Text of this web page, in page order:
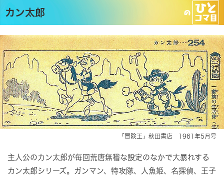
カン太郎
「冒険王」秋田書店 1961年5月号
主人公のカン太郎が毎回荒唐無稽な設定のなかで大暴れする
カン太郎シリーズ。ガンマン、特攻隊、人魚姫、名探偵、王子